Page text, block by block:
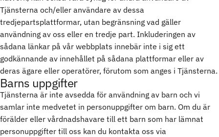
Tjänsterna och/eller användare av dessa
tredjepartsplattformar, utan begränsning vad gäller
användning av oss eller en tredje part. Inkluderingen av
sådana länkar på vår webbplats innebär inte i sig ett
godkännande av innehållet på sådana plattformar eller av
deras ägare eller operatörer, förutom som anges i Tjänsterna.
Barns uppgifter
Tjänsterna är inte avsedda för användning av barn och vi
samlar inte medvetet in personuppgifter om barn. Om du är
förälder eller vårdnadshavare till ett barn som har lämnat
personuppgifter till oss kan du kontakta oss via